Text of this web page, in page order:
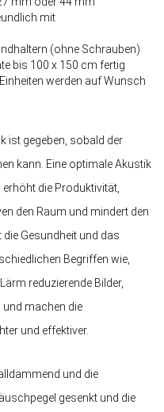
mit
(ohne Schrauben)
bis 100 x 150 cm fertig
werden auf Wunsch
ist gegeben, sobald der
kann. Eine optimale Akustik
die Produktivität,
den Raum und mindert den
Gesundheit und das
Begriffen wie,
reduzierende Bilder,
und machen die
und effektiver.
und die
gesenkt und die